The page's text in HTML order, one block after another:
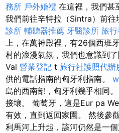
務所 戶外婚禮 在這裡，我們甚
我們前往辛特拉（Sintra）前
診所 輔聽器推薦 牙醫診所 旅
上，在萬神殿裡，有26個西班
村的浪漫氣氛，我們也意識到了
Val 營業登記 t 旅行社護照代辦
供的電話指南的匈牙利指南。
島的西南部，匈牙利幾乎相同。
接壤。 葡萄牙，這是Eur pa
有效，直到返回家園。 然後參
利馬河上升起，該河仍然是一個